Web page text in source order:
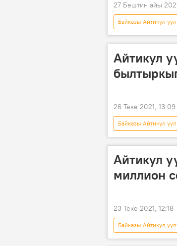
27 Бештин айы
Байказы Айтикул
Айтикул
26 Теке 2021, 13:09
Байказы Айтикул
жол кырсык
Айтикул
миллион
23 Теке 2021, 12:18
Байказы Айтикул
мыйзам